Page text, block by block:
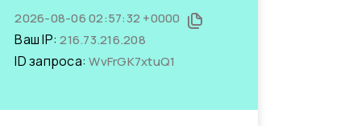
2026-08-06 02:57:32 +0000
Ваш IP:216.73.216.208
ID запроса:WvFrGK7xtuQ1